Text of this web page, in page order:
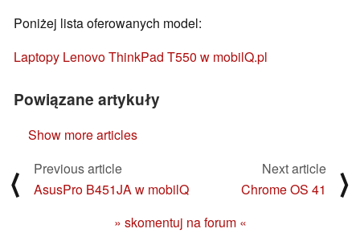
Poniżej lista oferowanych model:
Laptopy Lenovo ThinkPad T550 w mobilQ.pl
Powiązane artykuły
Show more articles
⟨
Previous article
AsusPro B451JA w mobilQ
Next article
Chrome OS 41
⟩
» skomentuj na forum «